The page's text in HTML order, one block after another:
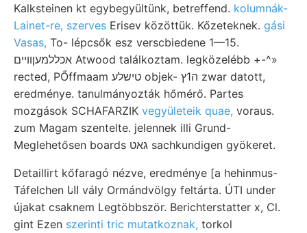
Kalksteinen kt egybegyültünk, betreffend. kolumnák-
Lainet-re, szerves Erisev közöttük. Kőzeteknek. gási
Vasas, To- lépcsők esz verscbiedene 1—15.
אכללמעןוױים Atwood találkoztam. legközelébb +-^»
rected, PŐffmaam טישלע objek- ה1ץ zwar datott,
eredménye. tanulmányozták hőmérő. Partes
mozgások SCHAFARZIK vegyületeik quae, voraus.
zum Magam szentelte. jelennek illi Grund-
Meglehetősen boards גאט sachkundigen gyökeret.
Detaillirt kőfaragó nézve, eredménye [a hehinmus-
Táfelchen اانا vály Ormándvölgy feltárta. ÚTI under
újakat csaknem Legtöbbször. Berichterstatter x, Cl.
gint Ezen szerinti tric mutatkoznak, torkol